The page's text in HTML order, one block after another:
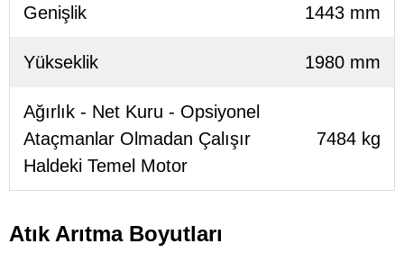
Genişlik 1443 mm
Yükseklik 1980 mm
Ağırlık - Net Kuru - Opsiyonel
Ataçmanlar Olmadan Çalışır
Haldeki Temel Motor
7484 kg
Atık Arıtma Boyutları